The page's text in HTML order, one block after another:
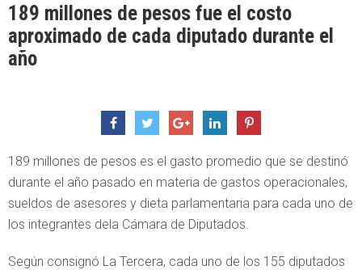
189 millones de pesos fue el costo
aproximado de cada diputado durante el
año
189 millones de pesos es el gasto promedio que se destinó
durante el año pasado en materia de gastos operacionales,
sueldos de asesores y dieta parlamentaria para cada uno de
los integrantes dela Cámara de Diputados.
Según consignó La Tercera, cada uno de los 155 diputados